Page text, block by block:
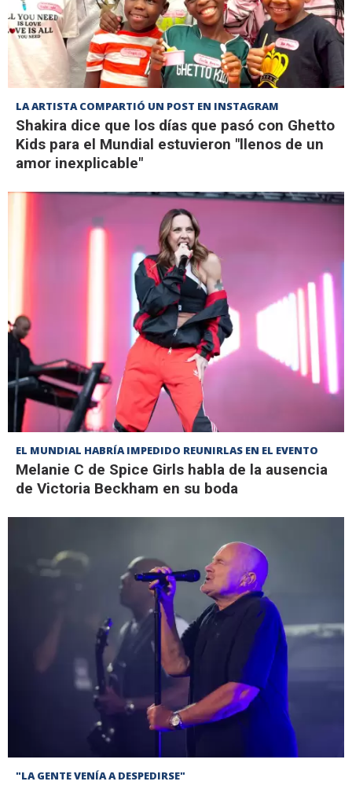
LA ARTISTA COMPARTIÓ UN POST EN INSTAGRAM
Shakira dice que los días que pasó con Ghetto
Kids para el Mundial estuvieron "llenos de un
amor inexplicable"
EL MUNDIAL HABRÍA IMPEDIDO REUNIRLAS EN EL EVENTO
Melanie C de Spice Girls habla de la ausencia
de Victoria Beckham en su boda
"LA GENTE VENÍA A DESPEDIRSE"